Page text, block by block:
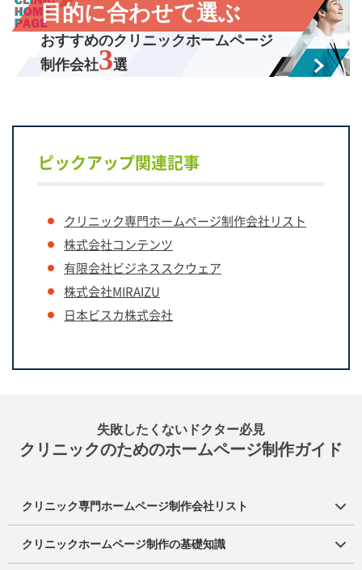
目的に合わせて選ぶ
おすすめのクリニックホームページ
制作会社3選
ピックアップ関連記事
クリニック専門ホームページ制作会社リスト
株式会社コンテンツ
有限会社ビジネススクウェア
株式会社MIRAIZU
日本ビスカ株式会社
失敗したくないドクター必⾒
クリニックのためのホームページ制作ガイド
クリニック専門ホームページ制作会社リスト
クリニックホームページ制作の基礎知識